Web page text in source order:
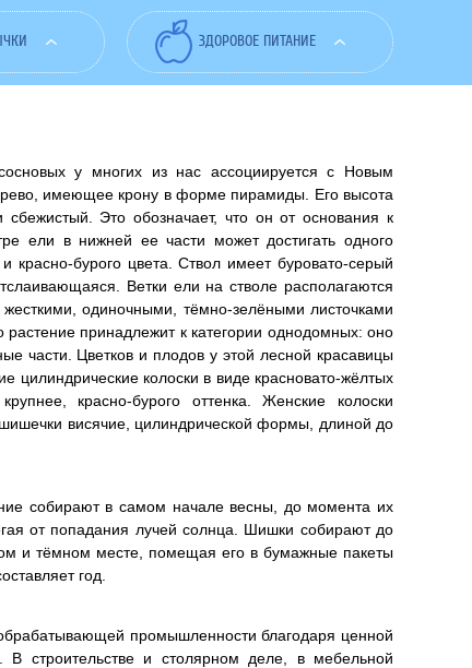
ЗДОРОВОЕ ПИТАНИЕ
у многих из нас ассоциируется с Новым
имеющее крону в форме пирамиды. Его высота
Это обозначает, что он от основания к
ели в нижней ее части может достигать одного
красно-бурого цвета. Ствол имеет буровато-серый
Ветки ели на стволе располагаются
одиночными, тёмно-зелёными листочками
принадлежит к категории однодомных: оно
части. Цветков и плодов у этой лесной красавицы
цилиндрические колоски в виде красновато-жёлтых
красно-бурого оттенка. Женские колоски
висячие, цилиндрической формы, длиной до
собирают в самом начале весны, до момента их
от попадания лучей солнца. Шишки собирают до
и тёмном месте, помещая его в бумажные пакеты
год.
промышленности благодаря ценной
В строительстве и столярном деле, в мебельной